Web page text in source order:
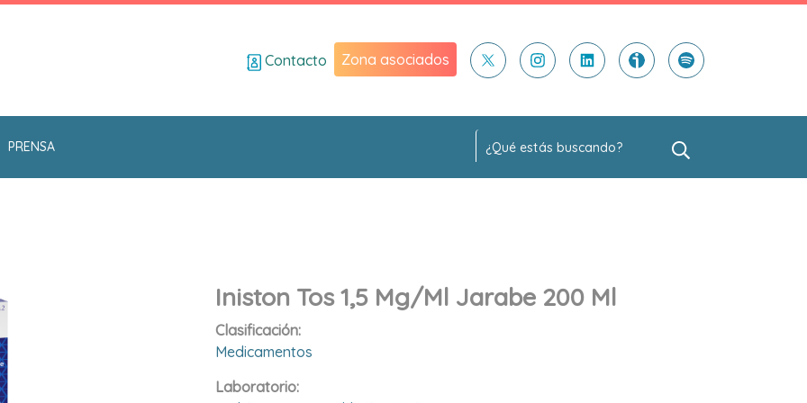
Contacto Zona asociados
PRENSA
Iniston Tos 1,5 Mg/ml Jarabe 200 Ml
Clasificación:
Medicamentos
Laboratorio: